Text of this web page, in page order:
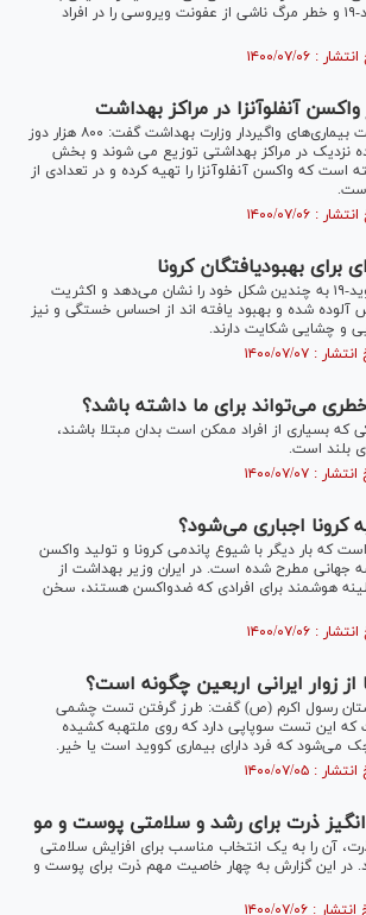
احتمال زیاد شدت کووید-۱۹ و خطر مرگ ناشی از عفونت ویروسی را در افراد
معاون فنی مرکز مدیریت بیماری‌های واگیردار وزارت بهداشت گفت: ۸۰۰ هزار دوز
نزدیک در مراکز بهداشتی توزیع می شوند و بخش
که واکسن آنفلوآنزا را تهیه کرده و در تعدادی از
بهبودیافتگان کرونا
اثرات مخرب بیماری کووید-۱۹ به چندین شکل خود را نشان می‌دهد و اکثریت
آلوده شده و بهبود یافته اند از احساس خستگی و نیز
و چشایی شکایت دارند.
می‌تواند برای ما داشته باشد؟
که بسیاری از افراد ممکن است بدان مبتلا باشند،
بلند است.
کرونا اجباری می‌شود؟
که بار دیگر با شیوع پاندمی کرونا و تولید واکسن
جهانی مطرح شده است. در ایران وزیر بهداشت از
هوشمند برای افرادی که ضدواکسن هستند، سخن
زوار ایرانی اربعین چگونه است؟
رسول اکرم (ص) گفت: طرز گرفتن تست چشمی
که این تست سوپاپی دارد که روی ملتهبه کشیده
می‌شود که فرد دارای بیماری کووید است یا خیر.
آن را به یک انتخاب مناسب برای افزایش سلامتی
این گزارش به چهار خاصیت مهم ذرت برای پوست و